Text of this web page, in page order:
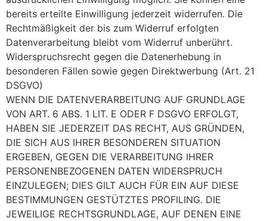
bereits erteilte Einwilligung jederzeit widerrufen. Die
Rechtmäßigkeit der bis zum Widerruf erfolgten
Datenverarbeitung bleibt vom Widerruf unberührt.
Widerspruchsrecht gegen die Datenerhebung in
besonderen Fällen sowie gegen Direktwerbung (Art. 21
DSGVO)
WENN DIE DATENVERARBEITUNG AUF GRUNDLAGE
VON ART. 6 ABS. 1 LIT. E ODER F DSGVO ERFOLGT,
HABEN SIE JEDERZEIT DAS RECHT, AUS GRÜNDEN,
DIE SICH AUS IHRER BESONDEREN SITUATION
ERGEBEN, GEGEN DIE VERARBEITUNG IHRER
PERSONENBEZOGENEN DATEN WIDERSPRUCH
EINZULEGEN; DIES GILT AUCH FÜR EIN AUF DIESE
BESTIMMUNGEN GESTÜTZTES PROFILING. DIE
JEWEILIGE RECHTSGRUNDLAGE, AUF DENEN EINE